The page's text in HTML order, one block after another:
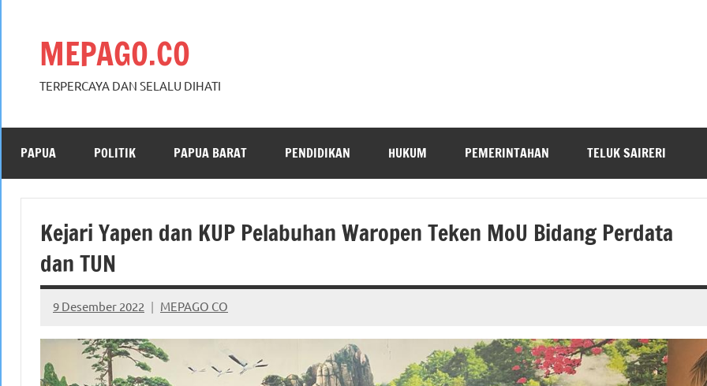
MEPAGO.CO
TERPERCAYA DAN SELALU DIHATI
PAPUA POLITIK PAPUA BARAT PENDIDIKAN HUKUM PEMERINTAHAN TELUK SAIRERI
Kejari Yapen dan KUP Pelabuhan Waropen Teken MoU Bidang Perdata
dan TUN
9 Desember 2022 MEPAGO CO
No
comments